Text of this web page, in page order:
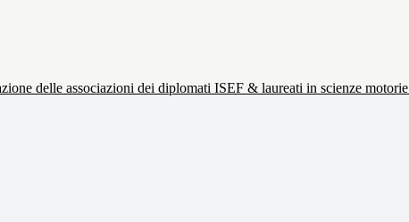
delle associazioni dei diplomati ISEF & laureati in scienze motorie